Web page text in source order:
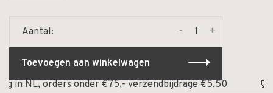
Aantal: +
-
Toevoegen aan winkelwagen
NL, orders onder €75,- verzendbijdrage €5,50
⏰